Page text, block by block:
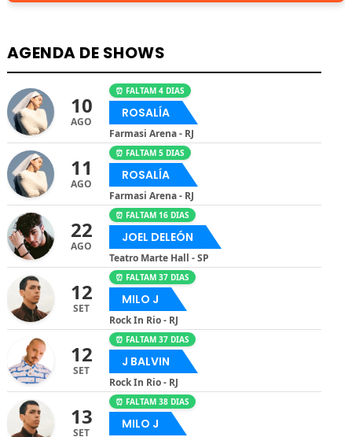
AGENDA DE SHOWS
10
AGO
⏰ FALTAM 4 DIAS
ROSALÍA
Farmasi Arena - RJ
11
AGO
⏰ FALTAM 5 DIAS
ROSALÍA
Farmasi Arena - RJ
22
AGO
⏰ FALTAM 16 DIAS
JOEL DELEÓN
Teatro Marte Hall - SP
12
SET
⏰ FALTAM 37 DIAS
MILO J
Rock In Rio - RJ
12
SET
⏰ FALTAM 37 DIAS
J BALVIN
Rock In Rio - RJ
13
SET
⏰ FALTAM 38 DIAS
MILO J